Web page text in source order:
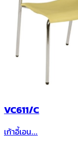
VC611/C
เก้าอี้เอน…